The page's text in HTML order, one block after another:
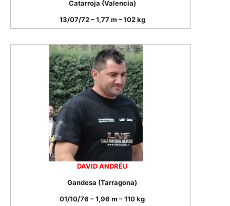
Catarroja (Valencia)
13/07/72 – 1,77 m – 102 kg
DAVID ANDRÉU
Gandesa (Tarragona)
01/10/76 – 1,96 m – 110 kg